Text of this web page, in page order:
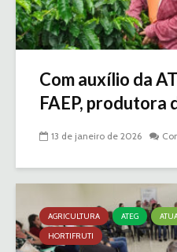
Com auxílio da
FAEP, produtora
13 de janeiro de 2026
AGRICULTURA ATEG
HORTIFRUTI